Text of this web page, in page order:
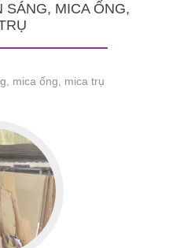
SÁNG, MICA ỐNG,
mica ống, mica trụ